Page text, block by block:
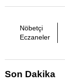
Nöbetçi
Eczaneler
Son Dakika